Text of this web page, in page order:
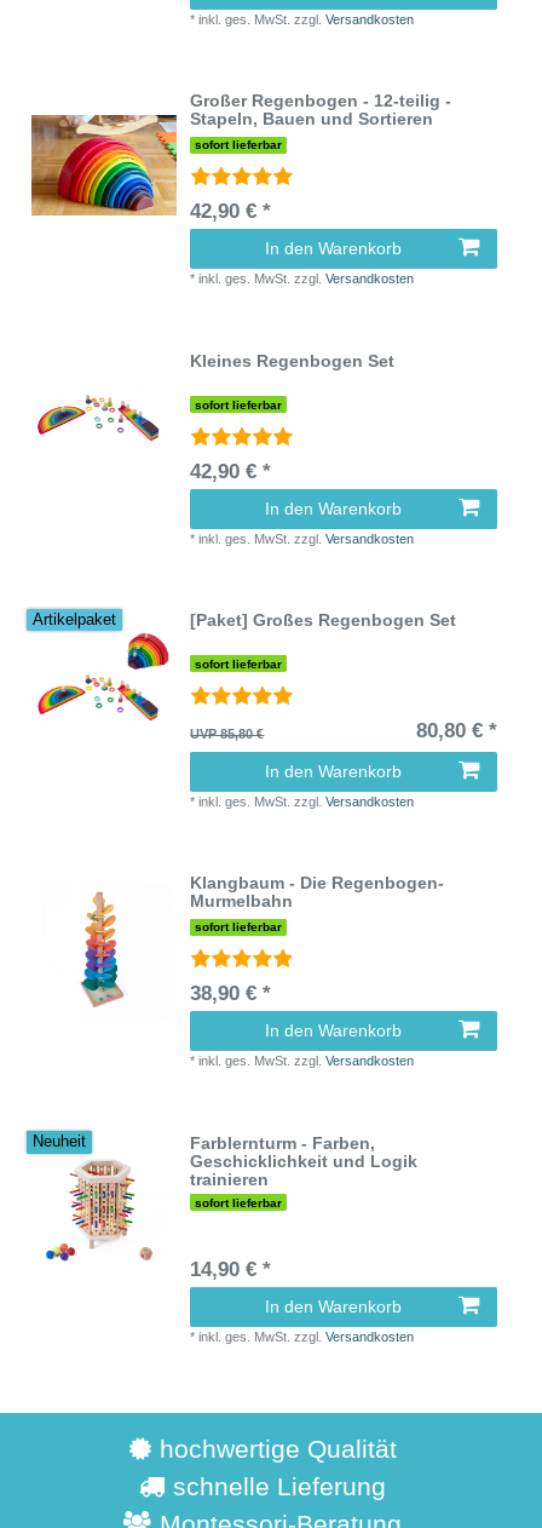
*inkl. ges. MwSt. zzgl.Versandkosten
Großer Regenbogen - 12-teilig -
Stapeln, Bauen und Sortieren
sofort lieferbar
42,90 € *
In den Warenkorb
*inkl. ges. MwSt. zzgl.Versandkosten
Kleines Regenbogen Set
sofort lieferbar
42,90 € *
In den Warenkorb
*inkl. ges. MwSt. zzgl.Versandkosten
Artikelpaket [Paket] Großes Regenbogen Set
sofort lieferbar
UVP 85,80 € 80,80 € *
In den Warenkorb
*inkl. ges. MwSt. zzgl.Versandkosten
Klangbaum - Die Regenbogen-
Murmelbahn
sofort lieferbar
38,90 € *
In den Warenkorb
*inkl. ges. MwSt. zzgl.Versandkosten
Neuheit
Farblernturm - Farben,
Geschicklichkeit und Logik
trainieren
sofort lieferbar
14,90 € *
In den Warenkorb
*inkl. ges. MwSt. zzgl.Versandkosten
hochwertige Qualität
schnelle Lieferung